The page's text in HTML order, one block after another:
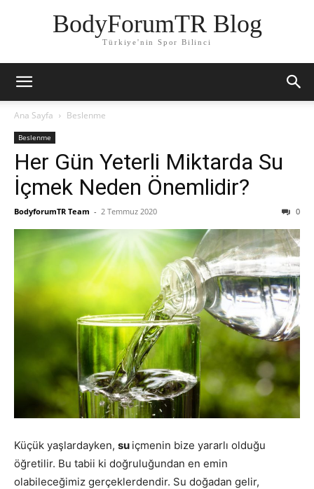
BodyForumTR Blog
Türkiye'nin Spor Bilinci
Ana Sayfa Beslenme
Beslenme
Her Gün Yeterli Miktarda Su
İçmek Neden Önemlidir?
BodyforumTR Team - 2 Temmuz 2020 0
Küçük yaşlardayken, su içmenin bize yararlı olduğu
öğretilir. Bu tabii ki doğruluğundan en emin
olabileceğimiz gerçeklerdendir. Su doğadan gelir,